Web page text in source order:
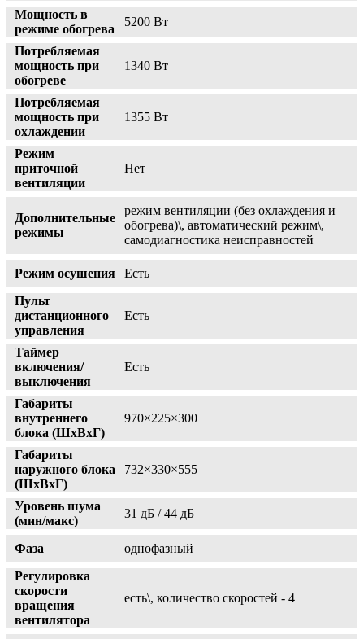
Мощность в
режиме обогрева
5200 Вт
Потребляемая
мощность при
обогреве
1340 Вт
Потребляемая
мощность при
охлаждении
1355 Вт
Режим
приточной
вентиляции
Нет
Дополнительные
режимы
режим вентиляции (без охлаждения и
обогрева)\, автоматический режим\,
самодиагностика неисправностей
Режим осушения
Есть
Пульт
дистанционного
управления
Есть
Таймер
включения/
выключения
Есть
Габариты
внутреннего
блока (ШхВхГ)
970×225×300
Габариты
наружного блока
(ШхВхГ)
732×330×555
Уровень шума
(мин/макс)
31 дБ / 44 дБ
Фаза
однофазный
Регулировка
скорости
вращения
вентилятора
есть\, количество скоростей - 4